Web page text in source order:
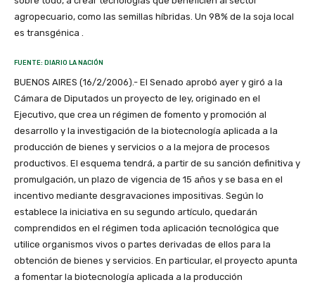
agropecuario, como las semillas híbridas. Un 98% de la soja local
es transgénica .
FUENTE: DIARIO LA NACIÓN
BUENOS AIRES (16/2/2006).- El Senado aprobó ayer y giró a la
Cámara de Diputados un proyecto de ley, originado en el
Ejecutivo, que crea un régimen de fomento y promoción al
desarrollo y la investigación de la biotecnología aplicada a la
producción de bienes y servicios o a la mejora de procesos
productivos. El esquema tendrá, a partir de su sanción definitiva y
promulgación, un plazo de vigencia de 15 años y se basa en el
incentivo mediante desgravaciones impositivas. Según lo
establece la iniciativa en su segundo artículo, quedarán
comprendidos en el régimen toda aplicación tecnológica que
utilice organismos vivos o partes derivadas de ellos para la
obtención de bienes y servicios. En particular, el proyecto apunta
a fomentar la biotecnología aplicada a la producción